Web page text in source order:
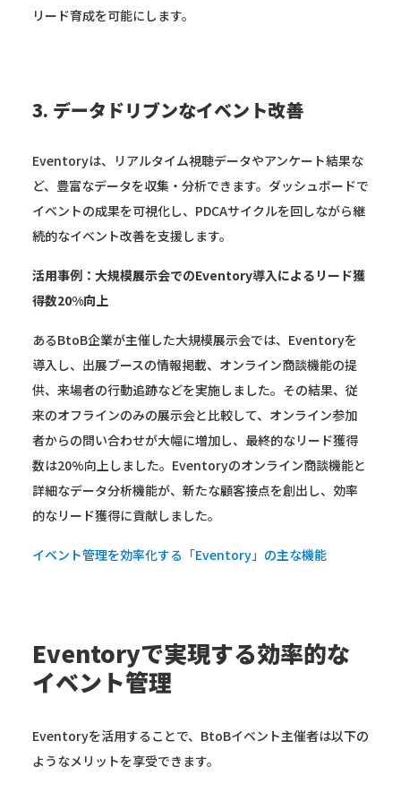
リード育成を可能にします。
3. データドリブンなイベント改善
Eventoryは、リアルタイム視聴データやアンケート結果な
ど、豊富なデータを収集・分析できます。ダッシュボードで
イベントの成果を可視化し、PDCAサイクルを回しながら継
続的なイベント改善を支援します。
活用事例：大規模展示会でのEventory導入によるリード獲
得数20%向上
あるBtoB企業が主催した大規模展示会では、Eventoryを
導入し、出展ブースの情報掲載、オンライン商談機能の提
供、来場者の行動追跡などを実施しました。その結果、従
来のオフラインのみの展示会と比較して、オンライン参加
者からの問い合わせが大幅に増加し、最終的なリード獲得
数は20%向上しました。Eventoryのオンライン商談機能と
詳細なデータ分析機能が、新たな顧客接点を創出し、効率
的なリード獲得に貢献しました。
イベント管理を効率化する「Eventory」の主な機能
Eventoryで実現する効率的な
イベント管理
Eventoryを活用することで、BtoBイベント主催者は以下の
ようなメリットを享受できます。